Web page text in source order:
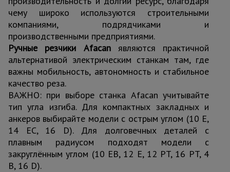
чему широко используются строительными
компаниями, подрядчиками и
производственными предприятиями.
Ручные резчики Afacanявляются практичной
альтернативой электрическим станкам там, где
важны мобильность, автономность и стабильное
качество реза.
ВАЖНО: при выборе станка Afacan учитывайте
тип угла изгиба. Для компактных закладных и
анкеров выбирайте модели с острым углом (10 E,
14 EC, 16 D). Для долговечных деталей с
плавным радиусом подходят модели с
закруглённым углом (10 EB, 12 E, 12 PT, 16 PT, 4
B, 16 D).